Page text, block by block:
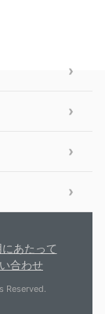
あたって
合わせ
Reserved.